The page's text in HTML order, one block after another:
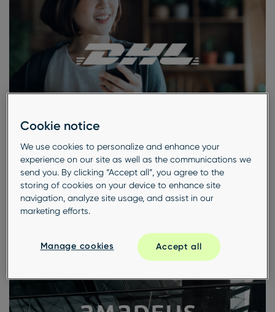
CASE STUDY
Den Kunden zuhören – bei DHL Global Forwarding
und DHL Freight
Cookie notice
We use cookies to personalize and enhance your
experience on our site as well as the communications we
send you. By clicking “Accept all”, you agree to the
storing of cookies on your device to enhance site
navigation, analyze site usage, and assist in our
marketing efforts.
Manage cookies Accept all